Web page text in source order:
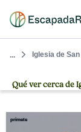
... Iglesia de
Qué ver cerca de
primete